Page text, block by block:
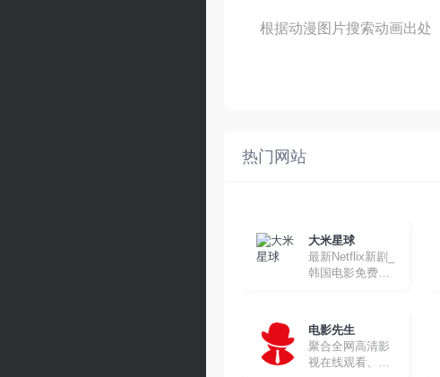
根据动漫图片搜索动画出处
热门网站
大米星球
最新Netflix新剧_
韩国电影免费在
电影先生
聚合全网高清影
视在线观看、下